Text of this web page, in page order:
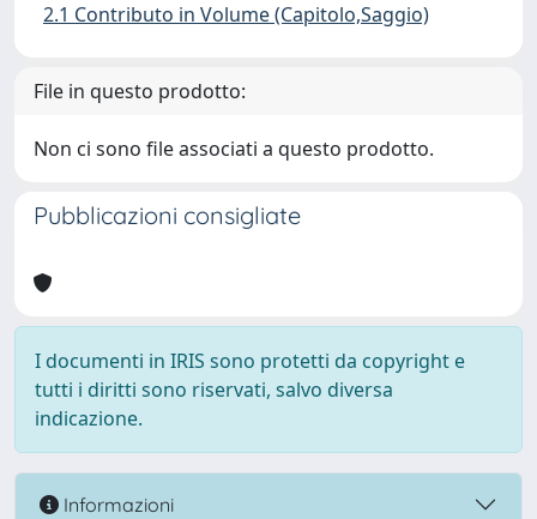
2.1 Contributo in Volume (Capitolo,Saggio)
File in questo prodotto:
Non ci sono file associati a questo prodotto.
Pubblicazioni consigliate
I documenti in IRIS sono protetti da copyright e
tutti i diritti sono riservati, salvo diversa
indicazione.
Informazioni